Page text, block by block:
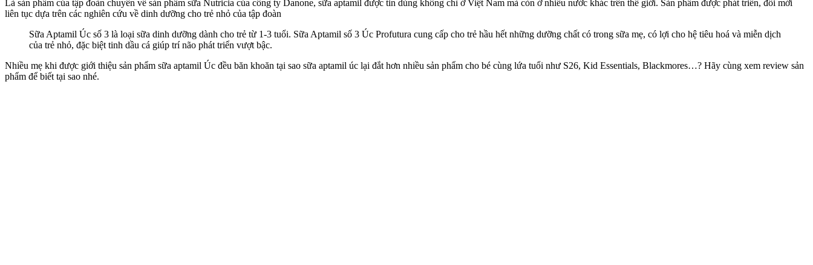
Là sản phầm của tập đoàn chuyên về sản phẩm sữa Nutricia của công ty Danone, sữa aptamil được tin dùng không chỉ ở Việt Nam mà còn ở nhiều nước khác trên thế giới. Sản phẩm được phát triển, đổi mới
liên tục dựa trên các nghiên cứu về dinh dưỡng cho trẻ nhỏ của tập đoàn
Sữa Aptamil Úc số 3 là loại sữa dinh dưỡng dành cho trẻ từ 1-3 tuổi. Sữa Aptamil số 3 Úc Profutura cung cấp cho trẻ hầu hết những dưỡng chất có trong sữa mẹ, có lợi cho hệ tiêu hoá và miễn dịch
của trẻ nhỏ, đặc biệt tinh dầu cá giúp trí não phát triển vượt bậc.
Nhiều mẹ khi được giới thiệu sản phẩm sữa aptamil Úc đều băn khoăn tại sao sữa aptamil úc lại đắt hơn nhiều sản phẩm cho bé cùng lứa tuổi như S26, Kid Essentials, Blackmores…? Hãy cùng xem review sản
phẩm để biết tại sao nhé.